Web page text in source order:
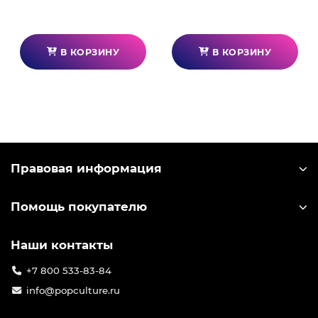
В КОРЗИНУ В КОРЗИНУ
Правовая информация
Помощь покупателю
Наши контакты
+7 800 533-83-84
info@popculture.ru